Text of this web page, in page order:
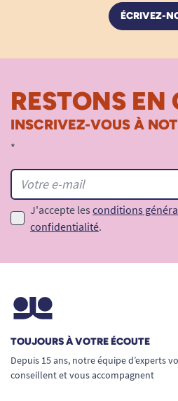
ÉCRIVEZ-
RESTONS
INSCRIVEZ-VOUS À
*
J'accepte les conditions
confidentialité.
TOUJOURS À VOTRE ÉCOUTE
Depuis 15 ans, notre équipe d’experts
conseillent et vous accompagnent